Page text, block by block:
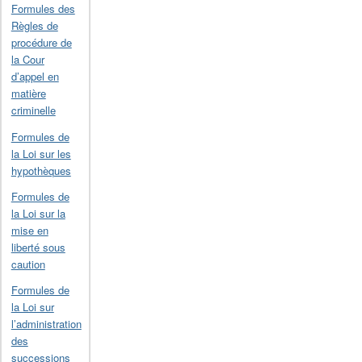
Formules des
Règles de
procédure de
la Cour
d’appel en
matière
criminelle
Formules de
la Loi sur les
hypothèques
Formules de
la Loi sur la
mise en
liberté sous
caution
Formules de
la Loi sur
l’administration
des
successions